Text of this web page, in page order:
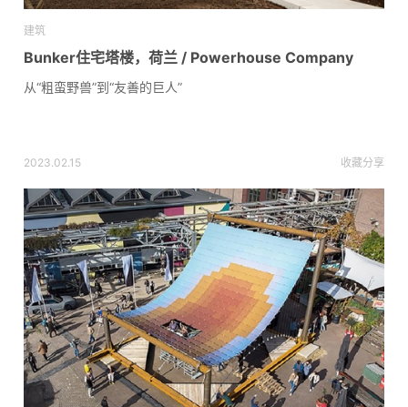
建筑
Bunker住宅塔楼，荷兰 / Powerhouse Company
从“粗蛮野兽”到“友善的巨人”
2023.02.15 收藏分享